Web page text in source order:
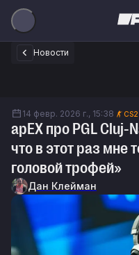
Новости
14 февр. 2026 г., 15:38 CS2
apEX про PGL
что в этот раз мне
головой трофей»
Дан Клейман